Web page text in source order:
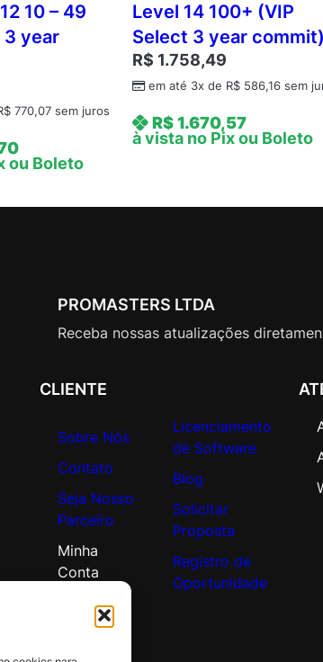
10 – 49
3 year
770,07 sem juros
ou Boleto
Level 14 100+ (VIP
Select 3 year commit)
R$ 1.758,49
em até 3x de R$586,16sem
R$1.670,57
à vista no Pix ou Boleto
PROMASTERS LTDA
Receba nossas atualizações
CLIENTE
Sobre Nós
Contato
Seja Nosso
Parceiro
Minha
Conta
Licenciamento
de Software
Blog
Solicitar
Proposta
Registro de
Oportunidade